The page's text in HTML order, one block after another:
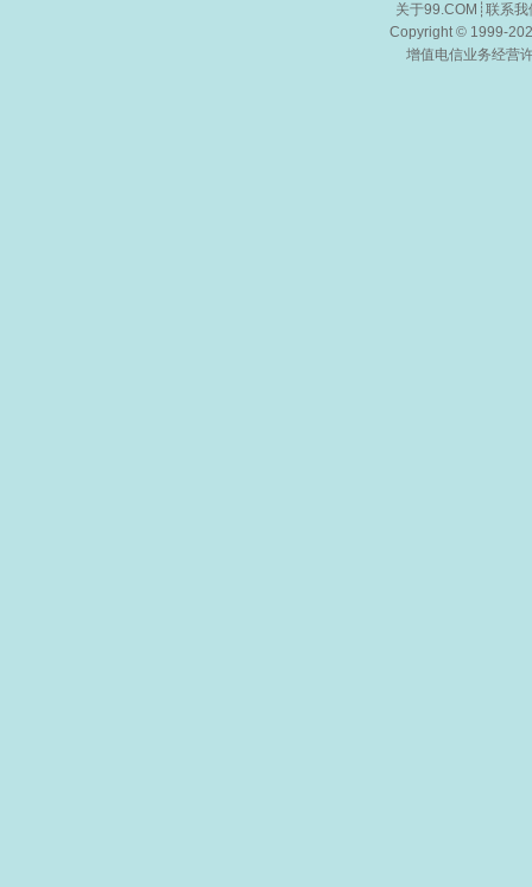
关于99.COM ┊ 联系我
Copyright © 1999-
增值电信业务经营